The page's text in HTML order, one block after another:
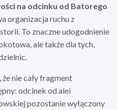
na odcinku od Batorego
organizacja ruchu z
To znaczne udogodnienie
ale także dla tych,
nie cały fragment
odcinek od alei
pozostanie wyłączony